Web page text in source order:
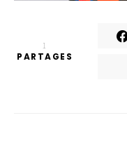
1
PARTAGES